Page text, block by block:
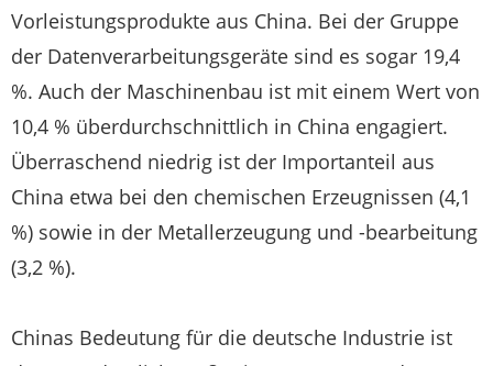
Vorleistungsprodukte aus China. Bei der Gruppe
der Datenverarbeitungsgeräte sind es sogar 19,4
%. Auch der Maschinenbau ist mit einem Wert von
10,4 % überdurchschnittlich in China engagiert.
Überraschend niedrig ist der Importanteil aus
China etwa bei den chemischen Erzeugnissen (4,1
%) sowie in der Metallerzeugung und -bearbeitung
(3,2 %).
Chinas Bedeutung für die deutsche Industrie ist